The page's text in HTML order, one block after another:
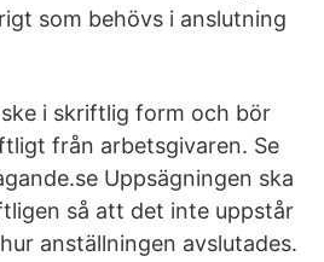
som behövs i anslutning
i skriftlig form och bör
från arbetsgivaren. Se
Uppsägningen ska
så att det inte uppstår
anställningen avslutades.